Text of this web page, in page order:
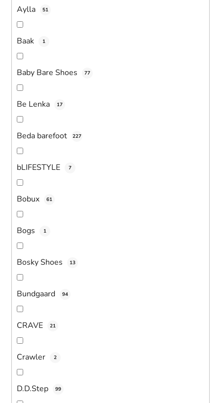
Aylla 51
Baak 1
Baby Bare Shoes 77
Be Lenka 17
Beda barefoot 227
bLIFESTYLE 7
Bobux 61
Bogs 1
Bosky Shoes 13
Bundgaard 94
CRAVE 21
Crawler 2
D.D.Step 99